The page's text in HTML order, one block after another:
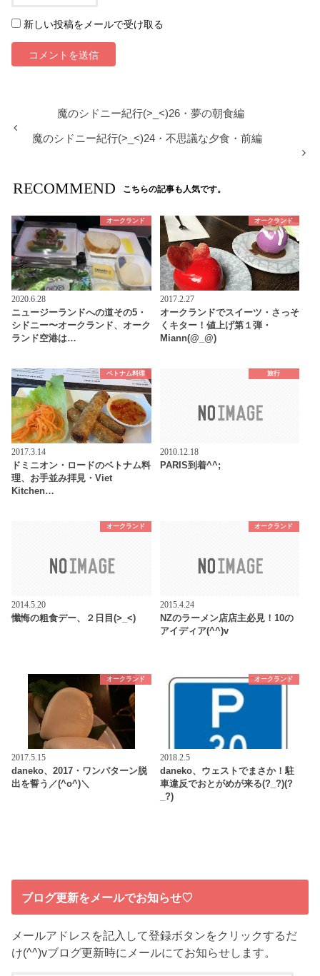
新しい投稿をメールで受け取る
魔のシドニー紀行(>_<)26・夢の朝食編
魔のシドニー紀行(>_<)24・不思議な夕食・前編
RECOMMEND こちらの記事も人気です。
オークランド
2020.6.28
ニュージーランドへの道その5・
シドニー〜オークランド、オーク
ランド空港は…
オークランド
2017.2.27
オークランドでスイーツ・さっそ
くキター！値上げ第１弾・
Miann(@_@)
ベトナム料理
2017.3.14
ドミニオン・ロードのベトナム料
理、お手並み拝見・Viet
Kitchen…
旅行
2010.12.18
PARIS到着^^;
オークランド
2014.5.20
懺悔の粗食デー、２日目(>_<)
オークランド
2015.4.24
NZのラーメン店店主必見！10の
アイディア(^^)v
オークランド
2017.5.15
daneko、2017・ワンパターン脱
出を誓う／(^o^)＼
オークランド
2018.2.5
daneko、ウェストでまさか！駐
車違反でおとがめが来る(?_?)(?
_?)
ブログ更新をメールでお知らせ♡
メールアドレスを記入して登録ボタンをクリックするだ
け(^^)vブログ更新時にメールにてお知らせします。